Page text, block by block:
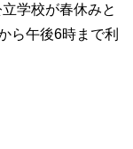
学校が春休みと
ら午後6時まで利